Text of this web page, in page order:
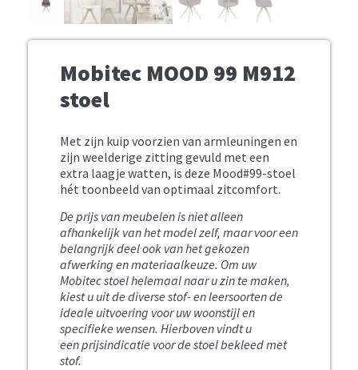
Mobitec MOOD 99 M912
stoel
Met zijn kuip voorzien van armleuningen en
zijn weelderige zitting gevuld met een
extra laagje watten, is deze Mood#99-stoel
hét toonbeeld van optimaal zitcomfort.
De prijs van meubelen is niet alleen
afhankelijk van het model zelf, maar voor een
belangrijk deel ook van het gekozen
afwerking en materiaalkeuze. Om uw
Mobitec stoel helemaal naar u zin te maken,
kiest u uit de diverse stof- en leersoorten de
ideale uitvoering voor uw woonstijl en
specifieke wensen. Hierboven vindt u
een prijsindicatie voor de stoel bekleed met
stof.